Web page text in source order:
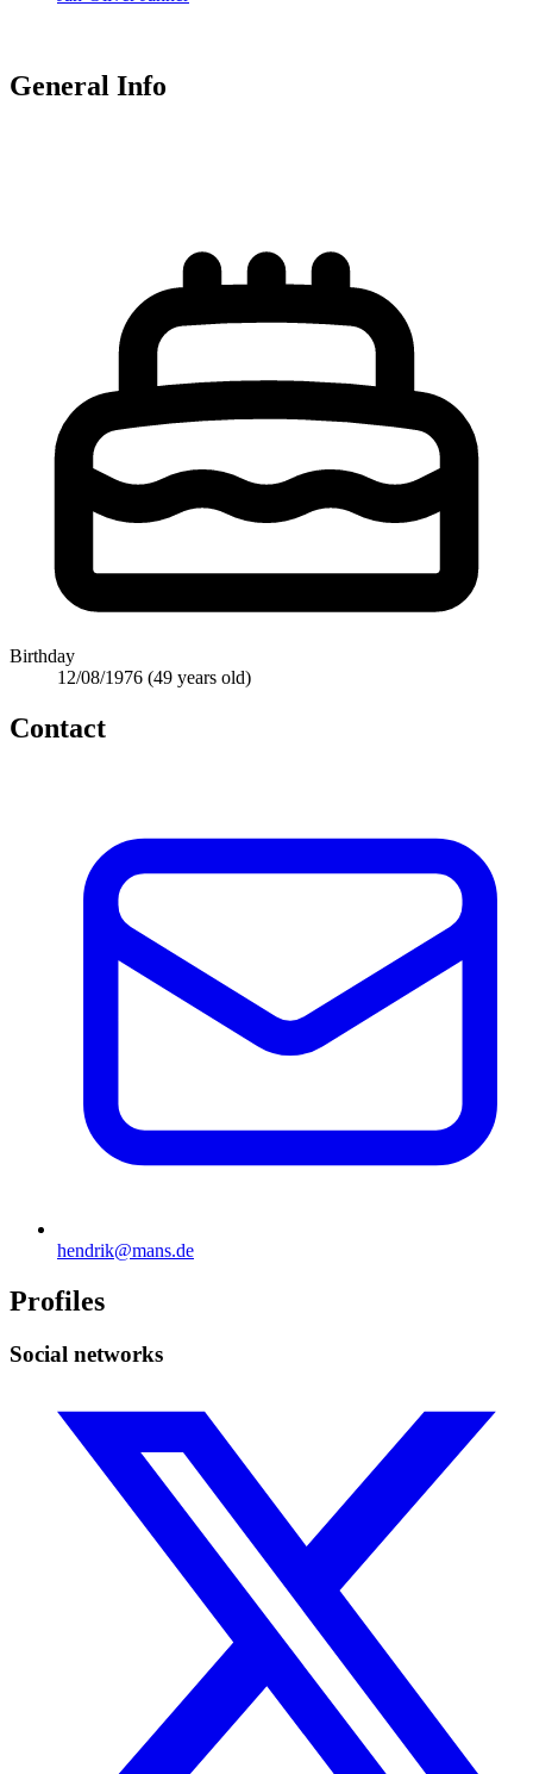
General Info
Birthday
12/08/1976 (49 years old)
Contact
hendrik@mans.de
Profiles
Social networks